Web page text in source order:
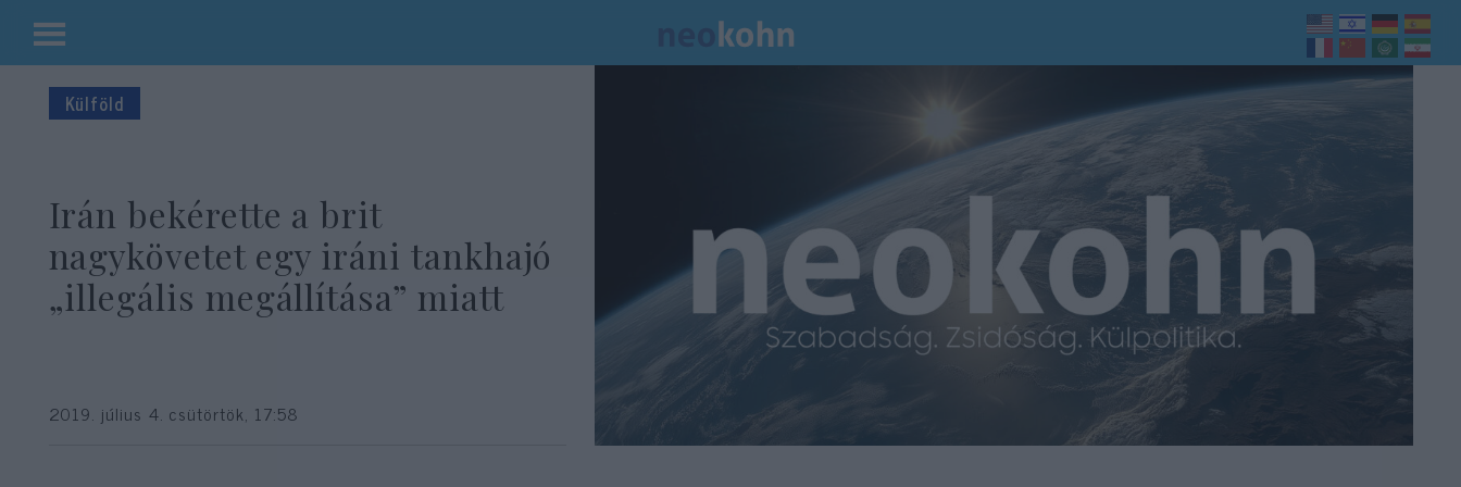
Kilépés
tartalomba
Külföld
Irán bekérette a brit
nagykövetet egy iráni tankhajó
„illegális megállítása” miatt
2019. július 4. csütörtök, 17:58